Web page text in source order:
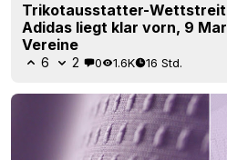
Trikotausstatter-Wettstreit
Adidas liegt klar vorn, 9
Vereine
6 2 0 1.6K 16 Std.